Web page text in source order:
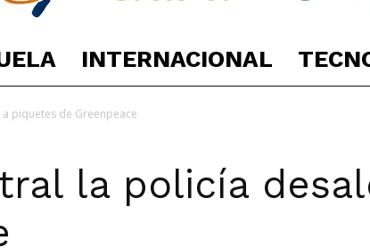
España
INTERNACIONAL
piquetes de Greenpeace
la policía